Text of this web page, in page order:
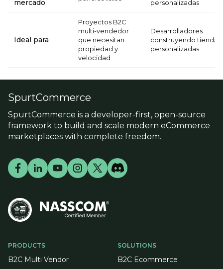
mercado
personalizadas
Ideal para
Proyectos B2C
multi-vendedor
que necesitan
propiedad y
velocidad
Desarrolladores
construyendo tiendas
personalizadas
PRODUCTS
B2C Multi Vendor
SOLUTIONS
B2C Ecommerce
SpurtCommerce
SpurtCommerce is a developer-first, open-source
framework to build and scale modern eCommerce
marketplaces with complete freedom.